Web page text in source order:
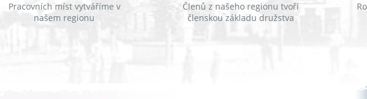
Pracovních míst vytváříme v
našem regionu
Členů z našeho regionu tvoří
členskou základu družstva